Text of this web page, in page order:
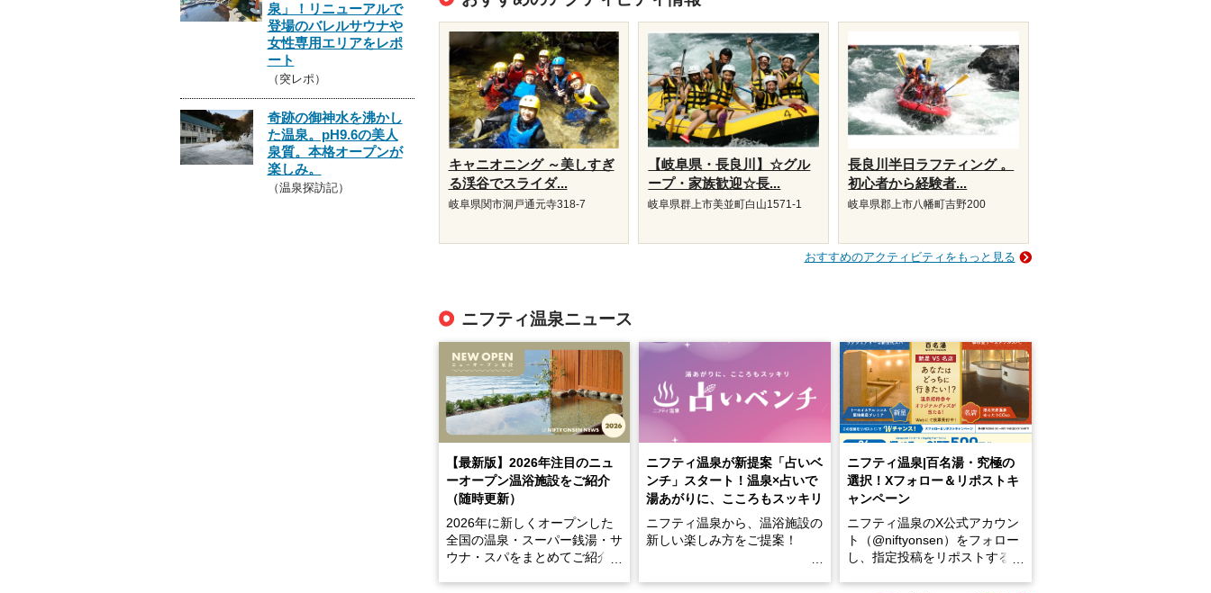
キャニオニング ～美しすぎ
る渓谷でスライダ...
岐阜県関市洞戸通元寺318-7
【岐阜県・長良川】☆グル
ープ・家族歓迎☆長...
岐阜県群上市美並町白山1571-1
長良川半日ラフティング 。
初心者から経験者...
岐阜県郡上市八幡町吉野200
おすすめのアクティビティをもっと見る
ニフティ温泉ニュース
【最新版】2026年注目のニュ
ーオープン温浴施設をご紹介
（随時更新）
2026年に新しくオープンした
全国の温泉・スーパー銭湯・サ
ウナ・スパをまとめてご紹介！
ニフティ温泉が新提案「占いベ
ンチ」スタート！温泉×占いで
湯あがりに、こころもスッキリ
ニフティ温泉から、温浴施設の
新しい楽しみ方をご提案！
ニフティ温泉|百名湯・究極の
選択！Xフォロー＆リポストキ
ャンペーン
ニフティ温泉のX公式アカウン
ト（@niftyonsen）をフォロー
し、指定投稿をリポストする
泉」！リニューアルで
登場のバレルサウナや
女性専用エリアをレポ
ート
（突レポ）
奇跡の御神水を沸かし
た温泉。pH9.6の美人
泉質。本格オープンが
楽しみ。
（温泉探訪記）